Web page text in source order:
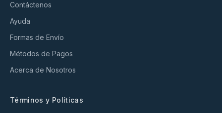
Contáctenos
Ayuda
Formas de Envío
Métodos de Pagos
Acerca de Nosotros
Términos y Políticas